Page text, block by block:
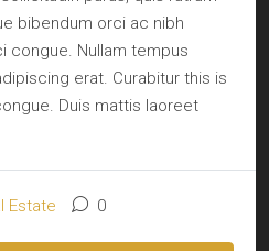
bibendum orci ac nibh
congue. Nullam tempus
erat. Curabitur this is
Duis mattis laoreet
Estate 0